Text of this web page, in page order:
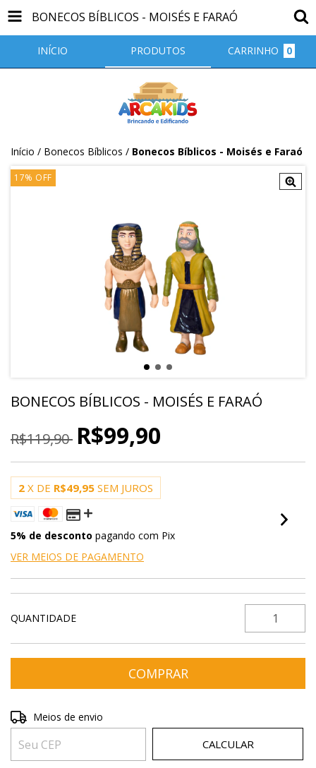
BONECOS BÍBLICOS - MOISÉS E FARAÓ
INÍCIO PRODUTOS CARRINHO 0
Início / Bonecos Bíblicos / Bonecos Bíblicos - Moisés e Faraó
17% OFF
BONECOS BÍBLICOS - MOISÉS E FARAÓ
R$119,90 R$99,90
2 X DE R$49,95 SEM JUROS
5% de desconto pagando com Pix
VER MEIOS DE PAGAMENTO
QUANTIDADE
Entregas para o CEP:
Meios de envio
CALCULAR